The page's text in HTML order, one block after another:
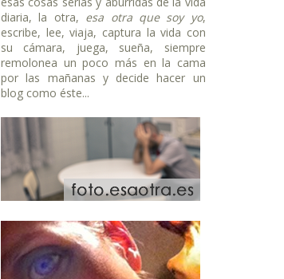
diaria, la otra, esa otra que soy yo,
escribe, lee, viaja, captura la vida con
su cámara, juega, sueña, siempre
remolonea un poco más en la cama
por las mañanas y decide hacer un
blog como éste...